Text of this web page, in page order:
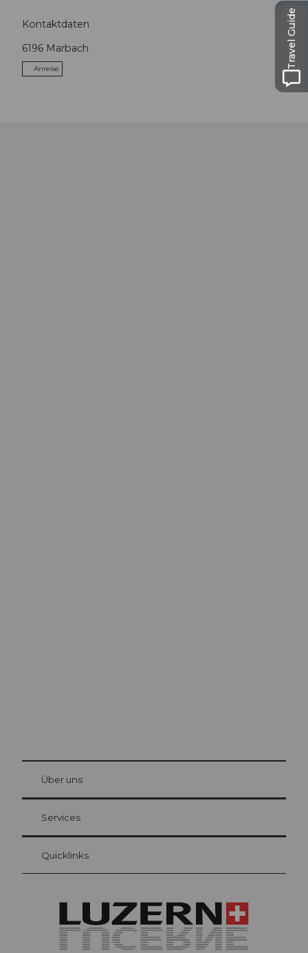
Kontaktdaten
6196 Marbach
Anreise
Gästekarte Luzern
Ihre Vorteile als Übernachtungsgast
at Bre
Über uns
Services
Quicklinks
Travel Guide